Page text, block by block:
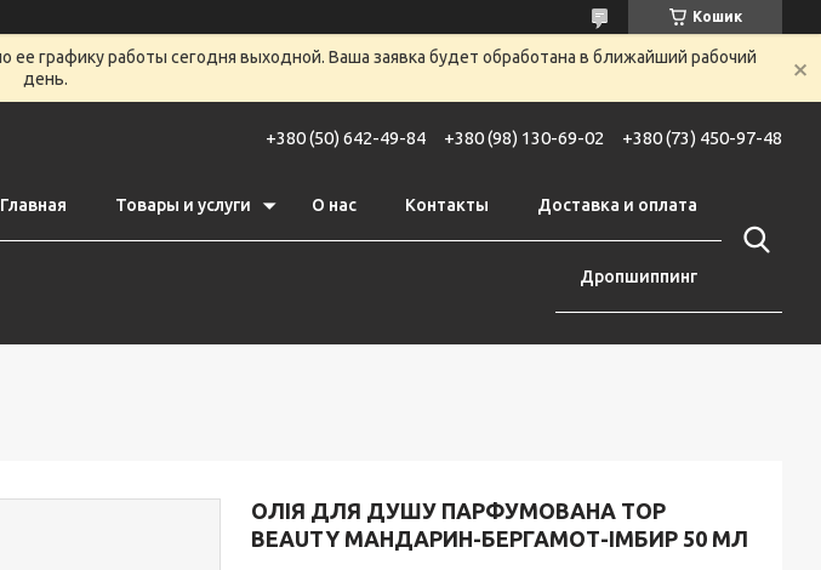
Кошик
графику работы сегодня выходной. Ваша заявка будет обработана в ближайший рабочий
день.
+380 (50) 642-49-84 +380 (98) 130-69-02 +380 (73) 450-97-48
Главная Товары и услуги О нас Контакты Доставка и оплата
Дропшиппинг
ОЛІЯ ДЛЯ ДУШУ ПАРФУМОВАНА TOP
BEAUTY МАНДАРИН-БЕРГАМОТ-ІМБИР 50 МЛ